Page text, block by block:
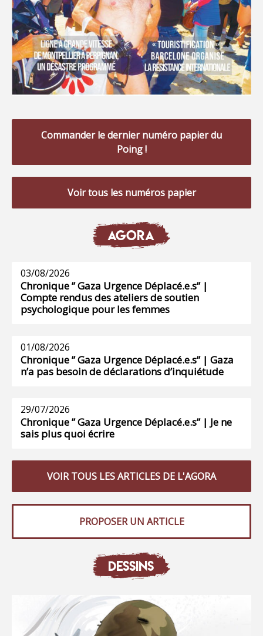
Commander le dernier numéro papier du
Poing !
Voir tous les numéros papier
AGORA
03/08/2026
Chronique ” Gaza Urgence Déplacé.e.s” |
Compte rendus des ateliers de soutien
psychologique pour les femmes
01/08/2026
Chronique ” Gaza Urgence Déplacé.e.s” | Gaza
n’a pas besoin de déclarations d’inquiétude
29/07/2026
Chronique ” Gaza Urgence Déplacé.e.s” | Je ne
sais plus quoi écrire
VOIR TOUS LES ARTICLES DE L'AGORA
PROPOSER UN ARTICLE
DESSINS